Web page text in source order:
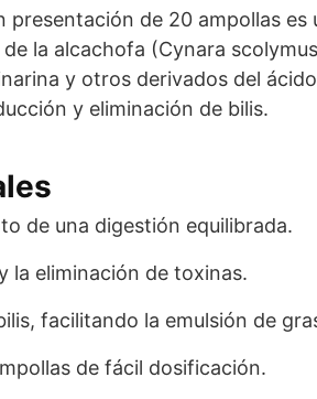
presentación de 20 ampollas
la alcachofa (Cynara
y otros derivados del
y eliminación de bilis.
de una digestión equilibrada.
la eliminación de toxinas.
facilitando la emulsión de
de fácil dosificación.